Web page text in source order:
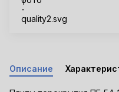
Описание